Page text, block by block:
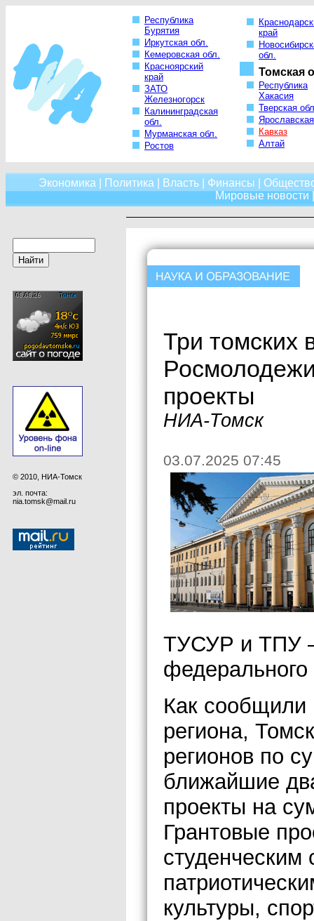
Республика
Бурятия
Иркутская обл.
Кемеровская обл.
Красноярский
край
ЗАТО
Железногорск
Калининградская
обл.
Мурманская обл.
Ростов
край
обл.
Томская
Республика
Хакасия
Тверская
Кавказ
Алтай
Экономика Политика Власть Финансы
Мировые новости
© 2010, НИА-Томск
эл. почта:
nia.tomsk@mail.ru
Три томских
проекты
НИА-Томск
03.07.2025 07:45
ТУСУР и ТПУ
федерального
Как
региона,
регионов по
ближайшие
проекты на
Грантовые
культуры,